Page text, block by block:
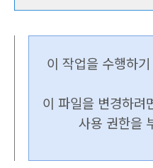
이 작업을 수행하
이 파일을 변경하
사용 권한을